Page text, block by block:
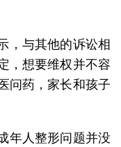
，与其他的诉讼相
，想要维权并不容
问药，家长和孩子
年人整形问题并没